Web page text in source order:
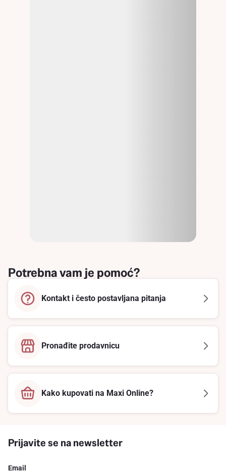
Potrebna vam je pomoć?
Kontakt i često postavljana pitanja
Pronađite prodavnicu
Kako kupovati na Maxi Online?
Prijavite se na newsletter
Email